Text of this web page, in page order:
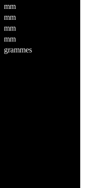
mm
mm
mm
mm
grammes